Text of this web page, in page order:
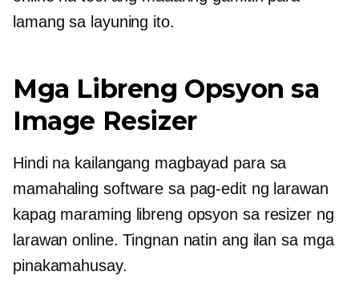
lamang sa layuning ito.
Mga Libreng Opsyon sa
Image Resizer
Hindi na kailangang magbayad para sa
mamahaling software sa pag-edit ng larawan
kapag maraming libreng opsyon sa resizer ng
larawan online. Tingnan natin ang ilan sa mga
pinakamahusay.